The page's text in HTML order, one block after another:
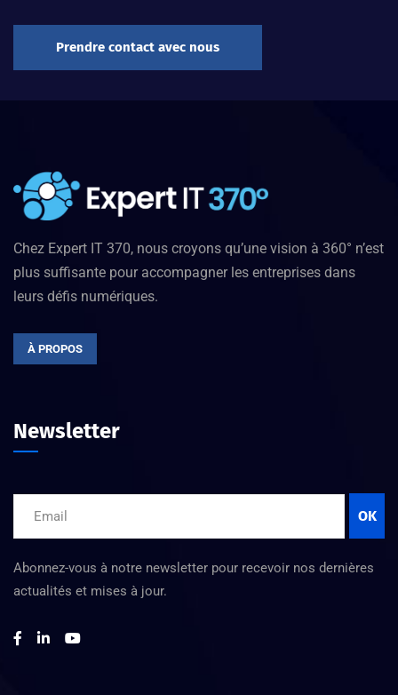
Prendre contact avec nous
Chez Expert IT 370, nous croyons qu’une vision à 360° n’est
plus suffisante pour accompagner les entreprises dans
leurs défis numériques.
À PROPOS
Newsletter
OK
Abonnez-vous à notre newsletter pour recevoir nos dernières
actualités et mises à jour.